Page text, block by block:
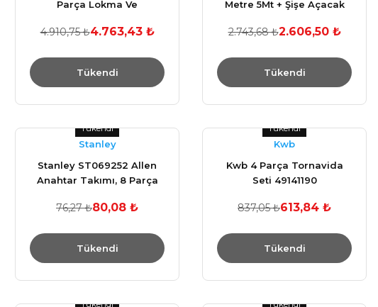
Parça Lokma Ve
4.910,75 ₺4.763,43 ₺
Tükendi
Metre 5Mt + Şişe Açacak
2.743,68 ₺2.606,50 ₺
Tükendi
Tükendi
Stanley
Stanley ST069252 Allen
Anahtar Takımı, 8 Parça
76,27 ₺80,08 ₺
Tükendi
Tükendi
Kwb
Kwb 4 Parça Tornavida
Seti 49141190
837,05 ₺613,84 ₺
Tükendi
Tükendi Tükendi